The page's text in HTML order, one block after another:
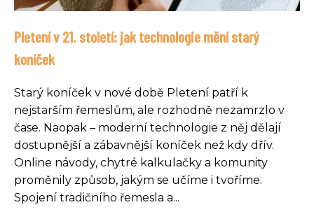
Pletení v 21. století: jak technologie mění starý
koníček
Starý koníček v nové době Pletení patří k
nejstarším řemeslům, ale rozhodně nezamrzlo v
čase. Naopak – moderní technologie z něj dělají
dostupnější a zábavnější koníček než kdy dřív.
Online návody, chytré kalkulačky a komunity
proměnily způsob, jakým se učíme i tvoříme.
Spojení tradičního řemesla a...